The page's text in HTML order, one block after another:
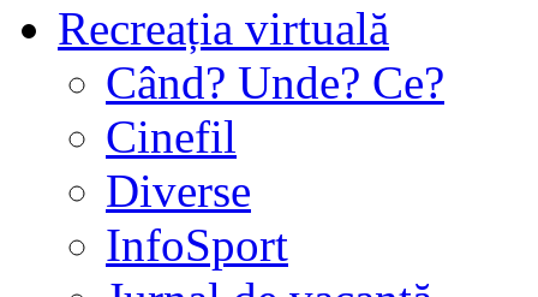
Recreația virtuală
Când? Unde? Ce?
Cinefil
Diverse
InfoSport